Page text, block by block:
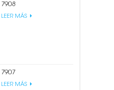
7908
LEER MÁS
7907
LEER MÁS